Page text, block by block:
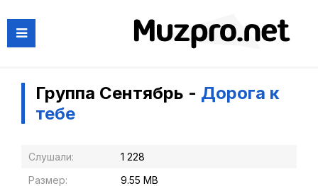
Группа Сентябрь - Дорога к
тебе
Слушали:
1 228
Размер:
9.55 MB